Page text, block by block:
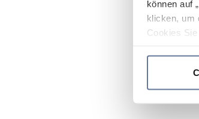
können auf
klicken, um
Cookies